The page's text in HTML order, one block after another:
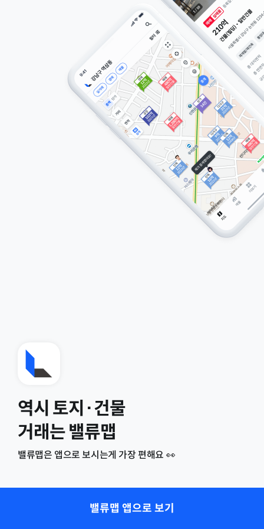
역시 토지·건물
거래는 밸류맵
밸류맵은 앱으로 보시는게 가장 편해요 👀
밸류맵 앱으로 보기